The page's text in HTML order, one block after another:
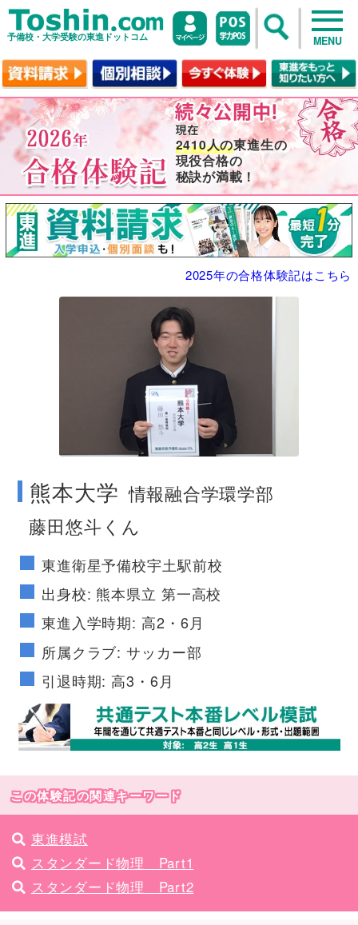
予備校・大学受験の東進ドットコム MENU
2410人の東進生の
現役合格の
秘訣が満載！
2025年の合格体験記はこちら
no image
熊本大学 情報融合学環学部
藤田悠斗くん
東進衛星予備校宇土駅前校
出身校: 熊本県立 第一高校
東進入学時期: 高2・6月
所属クラブ: サッカー部
引退時期: 高3・6月
この体験記の関連キーワード
東進模試
スタンダード物理 Part1
スタンダード物理 Part2